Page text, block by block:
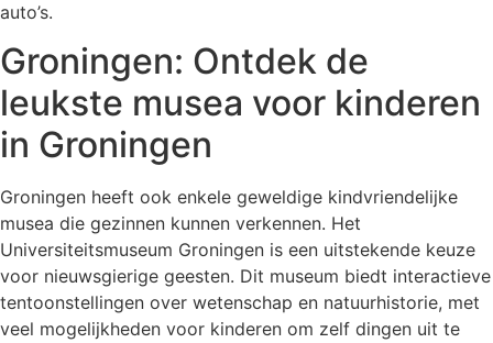
auto’s.
Groningen: Ontdek de
leukste musea voor kinderen
in Groningen
Groningen heeft ook enkele geweldige kindvriendelijke
musea die gezinnen kunnen verkennen. Het
Universiteitsmuseum Groningen is een uitstekende keuze
voor nieuwsgierige geesten. Dit museum biedt interactieve
tentoonstellingen over wetenschap en natuurhistorie, met
veel mogelijkheden voor kinderen om zelf dingen uit te